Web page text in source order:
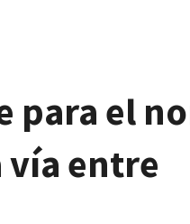
para el
vía entre